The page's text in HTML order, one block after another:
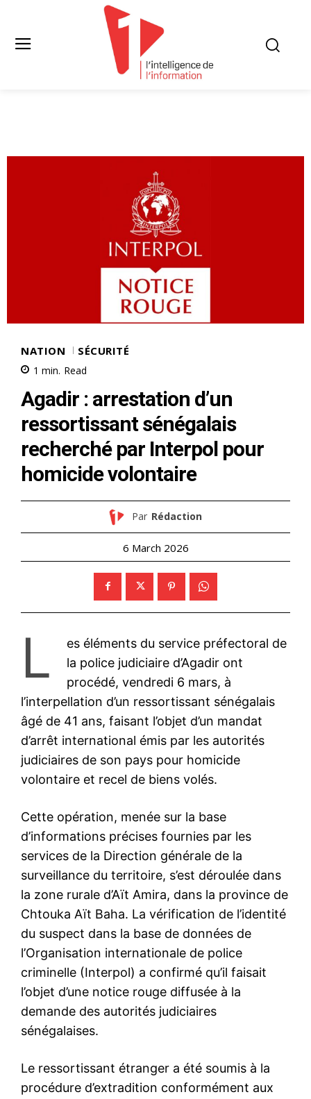
NATION SÉCURITÉ
1 min. Read
Agadir : arrestation d’un
ressortissant sénégalais
recherché par Interpol pour
homicide volontaire
Par Rédaction
6 March 2026
L
es éléments du service préfectoral de
la police judiciaire d’Agadir ont
procédé, vendredi 6 mars, à
l’interpellation d’un ressortissant sénégalais
âgé de 41 ans, faisant l’objet d’un mandat
d’arrêt international émis par les autorités
judiciaires de son pays pour homicide
volontaire et recel de biens volés.
Cette opération, menée sur la base
d’informations précises fournies par les
services de la Direction générale de la
surveillance du territoire, s’est déroulée dans
la zone rurale d’Aït Amira, dans la province de
Chtouka Aït Baha. La vérification de l’identité
du suspect dans la base de données de
l’Organisation internationale de police
criminelle (Interpol) a confirmé qu’il faisait
l’objet d’une notice rouge diffusée à la
demande des autorités judiciaires
sénégalaises.
Le ressortissant étranger a été soumis à la
procédure d’extradition conformément aux